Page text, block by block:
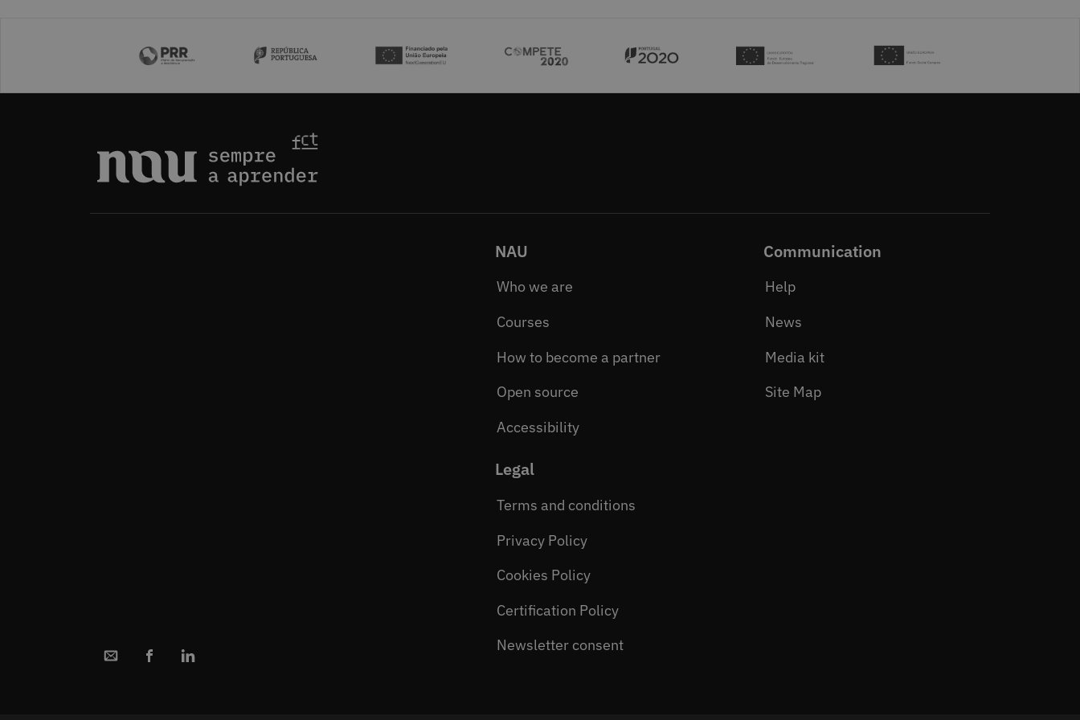
NAU
Who we are
Courses
How to become a partner
Open source
Accessibility
Communication
Help
News
Media kit
Site Map
Legal
Terms and conditions
Privacy Policy
Cookies Policy
Certification Policy
Newsletter consent